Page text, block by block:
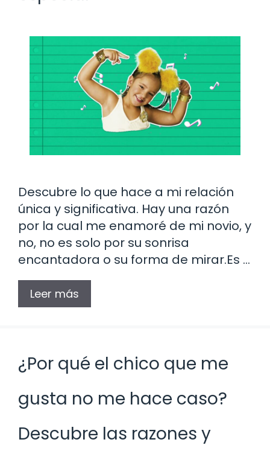
Descubre lo que hace a mi relación
única y significativa. Hay una razón
por la cual me enamoré de mi novio, y
no, no es solo por su sonrisa
encantadora o su forma de mirar.Es …
Leer más
¿Por qué el chico que me
gusta no me hace caso?
Descubre las razones y